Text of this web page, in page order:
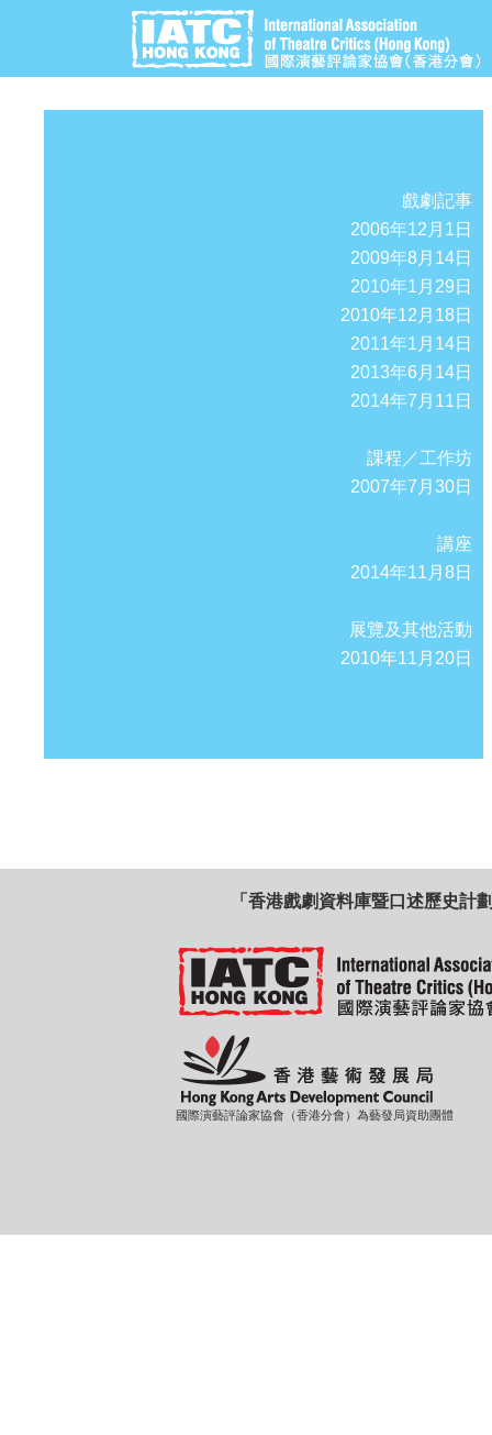
戲劇記事
2006年12月1日
2009年8月14日
2010年1月29日
2010年12月18日
2011年1月14日
2013年6月14日
2014年7月11日
課程／工作坊
2007年7月30日
講座
2014年11月8日
展覽及其他活動
2010年11月20日
「香港戲劇資料庫暨口述歷史計
國際演藝評論家協會（香港分會）為藝發局資助團體